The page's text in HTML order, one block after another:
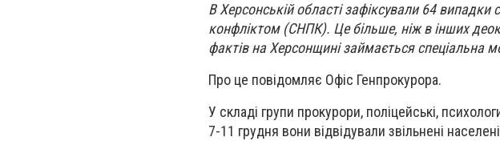
В Херсонській області зафіксували 64 випадки
конфліктом (СНПК). Це більше, ніж в інших
фактів на Херсонщині займається спеціальна
Про це повідомляє Офіс Генпрокурора.
У складі групи прокурори, поліцейські,
7-11 грудня вони відвідували звільнені